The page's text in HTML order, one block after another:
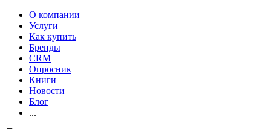
О компании
Услуги
Как купить
Бренды
CRM
Опросник
Книги
Новости
Блог
...